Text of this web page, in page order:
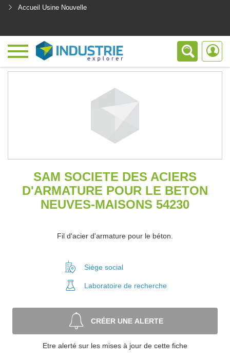
Accueil Usine Nouvelle
SAM SOCIETE DES ACIERS
D'ARMATURE POUR LE BETON
NEUVES-MAISONS 54230
Fil d'acier d'armature pour le béton.
Siège social
Laboratoire de recherche
CRÉER UNE ALERTE
Etre alerté sur les mises à jour de cette fiche